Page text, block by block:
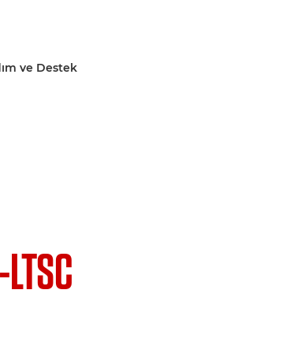
ve Destek